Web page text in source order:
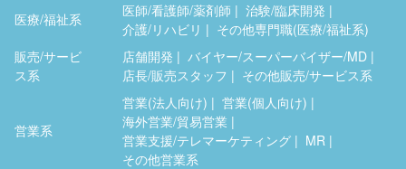
医療/福祉系
医師/看護師/薬剤師
治験/臨床開発
介護/リハビリ
その他専門職(医療/福祉系)
販売/サービ
ス系
店舗開発
バイヤー/スーパーバイザー/MD
店長/販売スタッフ
その他販売/サービス系
営業系
営業(法人向け)
営業(個人向け)
海外営業/貿易営業
営業支援/テレマーケティング
MR
その他営業系